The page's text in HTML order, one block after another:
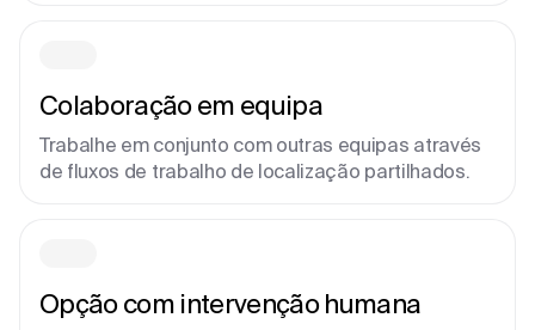
Colaboração em equipa
Trabalhe em conjunto com outras equipas através
de fluxos de trabalho de localização partilhados.
Opção com intervenção humana